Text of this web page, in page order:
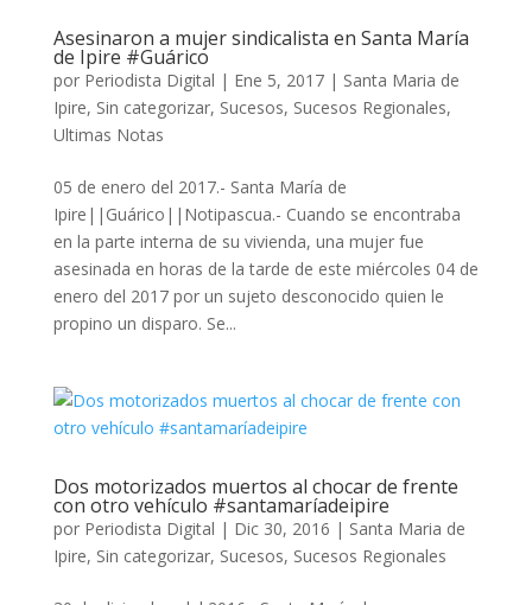
Asesinaron a mujer sindicalista en Santa María
de Ipire #Guárico
por Periodista Digital | Ene 5, 2017| Santa Maria de
Ipire, Sin categorizar, Sucesos, Sucesos Regionales,
Ultimas Notas
05 de enero del 2017.- Santa María de
Ipire||Guárico||Notipascua.- Cuando se encontraba
en la parte interna de su vivienda, una mujer fue
asesinada en horas de la tarde de este miércoles 04 de
enero del 2017 por un sujeto desconocido quien le
propino un disparo. Se...
Dos motorizados muertos al chocar de frente
con otro vehículo #santamaríadeipire
por Periodista Digital | Dic 30, 2016 | Santa Maria de
Ipire, Sin categorizar, Sucesos, Sucesos Regionales